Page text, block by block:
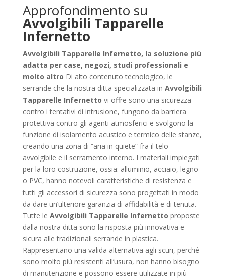
Approfondimento su
Avvolgibili Tapparelle
Infernetto
Avvolgibili Tapparelle Infernetto, la soluzione più
adatta per case, negozi, studi professionali e
molto altro Di alto contenuto tecnologico, le
serrande che la nostra ditta specializzata in Avvolgibili
Tapparelle Infernetto vi offre sono una sicurezza
contro i tentativi di intrusione, fungono da barriera
protettiva contro gli agenti atmosferici e svolgono la
funzione di isolamento acustico e termico delle stanze,
creando una zona di “aria in quiete” fra il telo
avvolgibile e il serramento interno. I materiali impiegati
per la loro costruzione, ossia: alluminio, acciaio, legno
o PVC, hanno notevoli caratteristiche di resistenza e
tutti gli accessori di sicurezza sono progettati in modo
da dare un’ulteriore garanzia di affidabilità e di tenuta.
Tutte le Avvolgibili Tapparelle Infernetto proposte
dalla nostra ditta sono la risposta più innovativa e
sicura alle tradizionali serrande in plastica.
Rappresentano una valida alternativa agli scuri, perché
sono molto più resistenti all’usura, non hanno bisogno
di manutenzione e possono essere utilizzate in più